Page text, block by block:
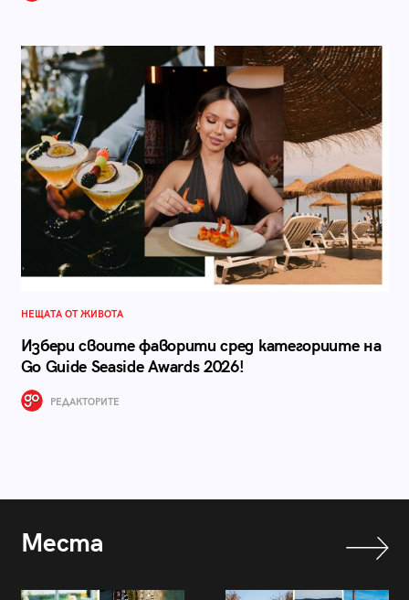
НЕЩАТА ОТ ЖИВОТА
Избери своите фаворити сред категориите на
Go Guide Seaside Awards 2026!
РЕДАКТОРИТЕ
Места